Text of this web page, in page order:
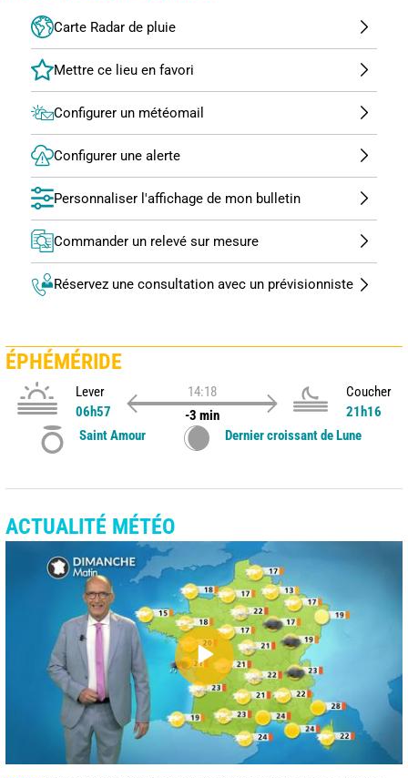
Carte Radar de pluie
Configurer un météomail
Configurer une alerte
Personnaliser l'affichage de mon bulletin
Commander un relevé sur mesure
Réservez une consultation avec un prévisionniste
ÉPHÉMÉRIDE
Lever
06h57
14:18
-3 min
Coucher
21h16
Saint Amour
Dernier croissant de Lune
ACTUALITÉ MÉTÉO